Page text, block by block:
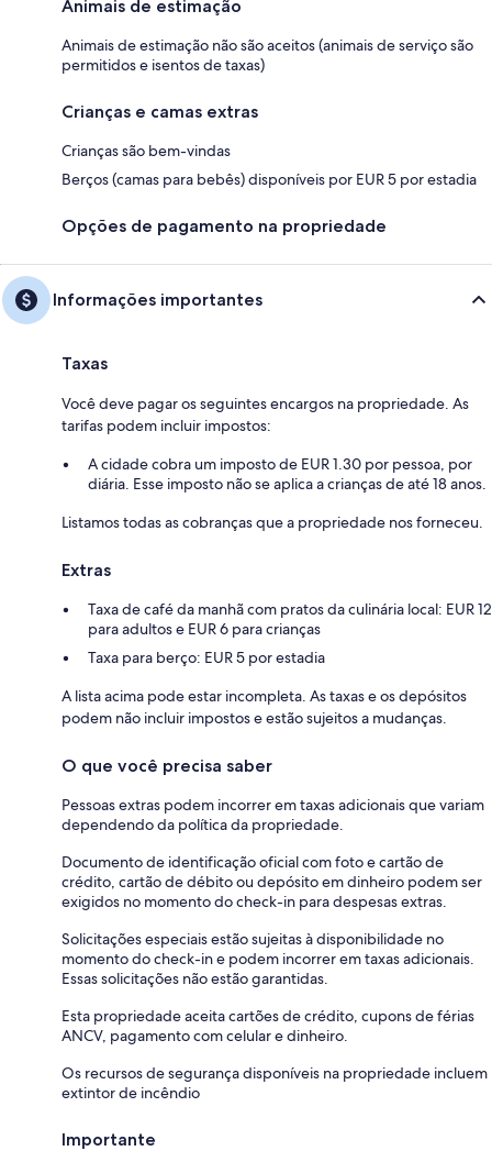
Animais de estimação
Animais de estimação não são aceitos (animais de serviço são
permitidos e isentos de taxas)
Crianças e camas extras
Crianças são bem-vindas
Berços (camas para bebês) disponíveis por EUR 5 por estadia
Opções de pagamento na propriedade
Informações importantes
Taxas
Você deve pagar os seguintes encargos na propriedade. As
tarifas podem incluir impostos:
A cidade cobra um imposto de EUR 1.30 por pessoa, por
diária. Esse imposto não se aplica a crianças de até 18 anos.
Listamos todas as cobranças que a propriedade nos forneceu.
Extras
Taxa de café da manhã com pratos da culinária local: EUR 12
para adultos e EUR 6 para crianças
Taxa para berço: EUR 5 por estadia
A lista acima pode estar incompleta. As taxas e os depósitos
podem não incluir impostos e estão sujeitos a mudanças.
O que você precisa saber
Pessoas extras podem incorrer em taxas adicionais que variam
dependendo da política da propriedade.
Documento de identificação oficial com foto e cartão de
crédito, cartão de débito ou depósito em dinheiro podem ser
exigidos no momento do check-in para despesas extras.
Solicitações especiais estão sujeitas à disponibilidade no
momento do check-in e podem incorrer em taxas adicionais.
Essas solicitações não estão garantidas.
Esta propriedade aceita cartões de crédito, cupons de férias
ANCV, pagamento com celular e dinheiro.
Os recursos de segurança disponíveis na propriedade incluem
extintor de incêndio
Importante